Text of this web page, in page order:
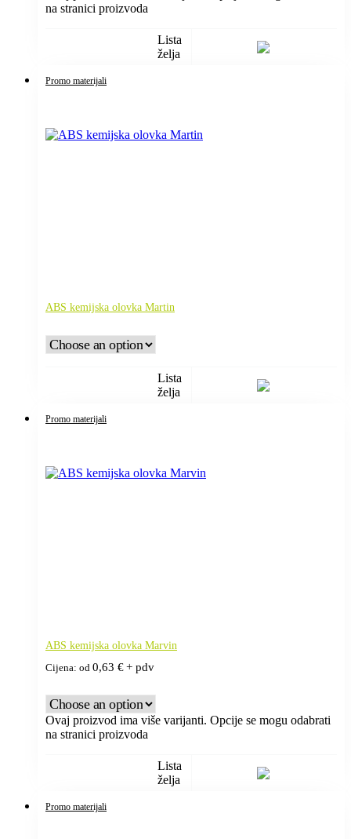
na stranici proizvoda
Lista
želja
Promo materijali
ABS kemijska olovka Martin
Lista
želja
Promo materijali
ABS kemijska olovka Marvin
Cijena: od 0,63 €+ pdv
Ovaj proizvod ima više varijanti. Opcije se mogu odabrati
na stranici proizvoda
Lista
želja
Promo materijali